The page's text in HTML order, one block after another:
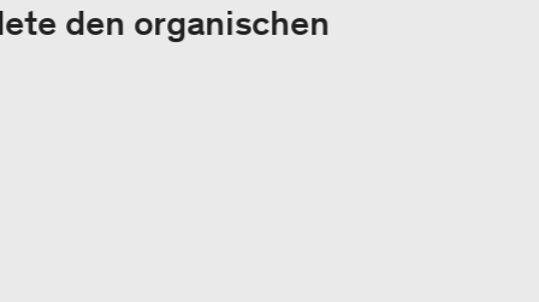
den organischen